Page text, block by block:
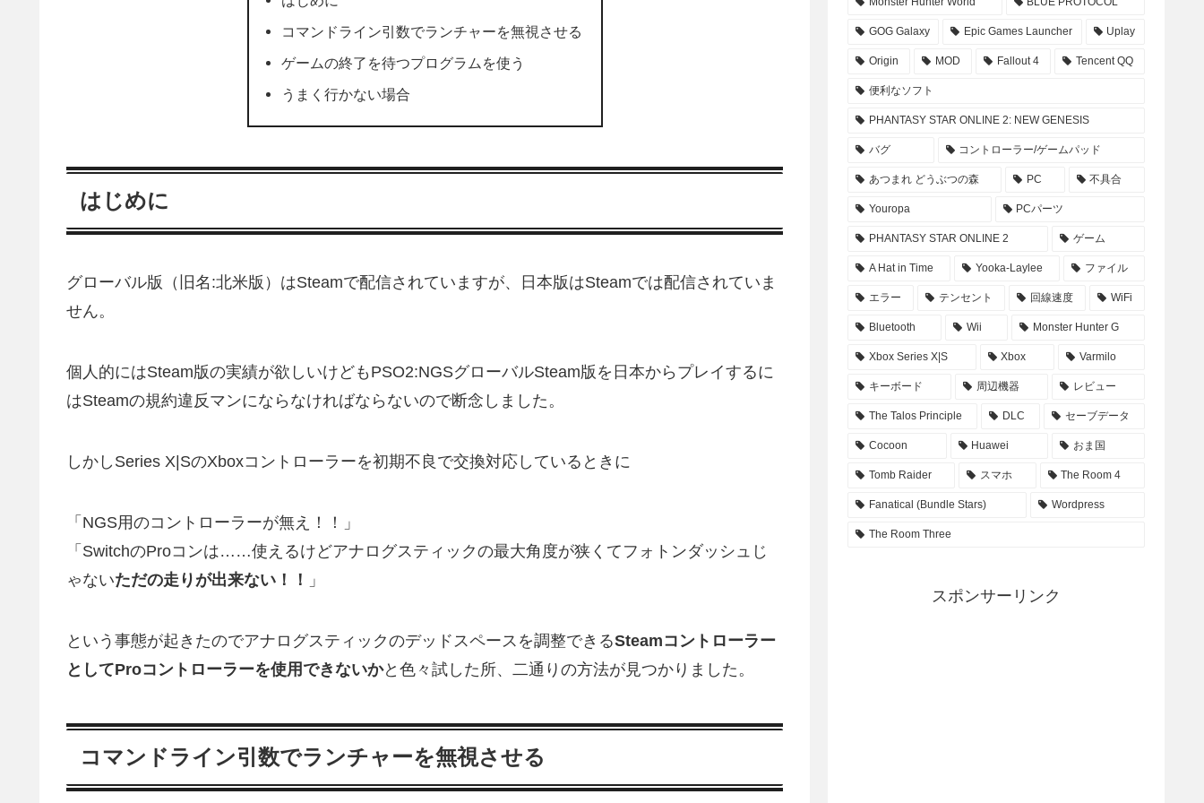
コマンドライン引数でランチャーを無視させる
ゲームの終了を待つプログラムを使う
うまく行かない場合
はじめに
グローバル版（旧名:北米版）はSteamで配信されていますが、日本版はSteamでは配信されていま
せん。
個人的にはSteam版の実績が欲しいけどもPSO2:NGSグローバルSteam版を日本からプレイするに
はSteamの規約違反マンにならなければならないので断念しました。
しかしSeries X|SのXboxコントローラーを初期不良で交換対応しているときに
「NGS用のコントローラーが無え！！」
「SwitchのProコンは……使えるけどアナログスティックの最大角度が狭くてフォトンダッシュじ
ゃないただの走りが出来ない！！ 」
という事態が起きたのでアナログスティックのデッドスペースを調整できるSteamコントローラー
としてProコントローラーを使用できないかと色々試した所、二通りの方法が見つかりました。
コマンドライン引数でランチャーを無視させる
GOG Galaxy Epic Games Launcher Uplay
Origin MOD Fallout 4 Tencent QQ
便利なソフト
PHANTASY STAR ONLINE 2: NEW GENESIS
バグ コントローラー/ゲームパッド
あつまれ どうぶつの森 PC 不具合
Youropa PCパーツ
PHANTASY STAR ONLINE 2 ゲーム
A Hat in Time Yooka-Laylee ファイル
エラー テンセント 回線速度 WiFi
Bluetooth Wii Monster Hunter G
Xbox Series X|S Xbox Varmilo
キーボード 周辺機器 レビュー
The Talos Principle DLC セーブデータ
Cocoon Huawei おま国
Tomb Raider スマホ The Room 4
Fanatical (Bundle Stars) Wordpress
The Room Three
スポンサーリンク